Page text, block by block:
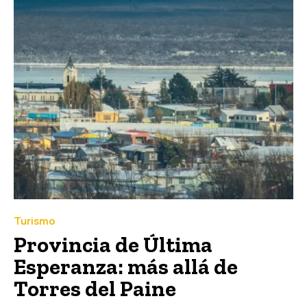
Turismo
Provincia de Última
Esperanza: más allá de
Torres del Paine